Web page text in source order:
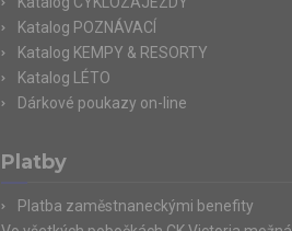
Katalog POZNÁVACÍ
Katalog KEMPY & RESORTY
Katalog LÉTO
Dárkové poukazy on-line
Platby
Platba zaměstnaneckými benefity